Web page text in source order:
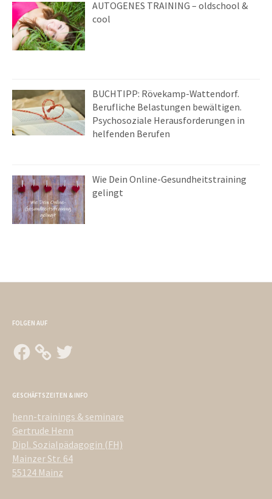
AUTOGENES TRAINING – oldschool &
cool
BUCHTIPP: Rövekamp-Wattendorf.
Berufliche Belastungen bewältigen.
Psychosoziale Herausforderungen in
helfenden Berufen
Wie Dein Online-Gesundheitstraining
gelingt
FOLGEN AUF
Facebook Twitter
GESCHÄFTSZEITEN & INFO
henn-trainings & seminare
Gertrude Henn
Dipl. Sozialpädagogin (FH)
Mainzer Str. 64
55124 Mainz